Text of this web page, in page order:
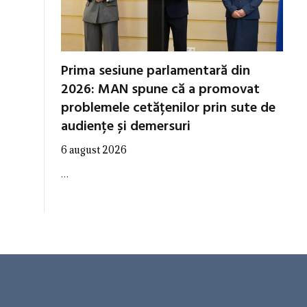
Prima sesiune parlamentară din
2026: MAN spune că a promovat
problemele cetățenilor prin sute de
audiențe și demersuri
6 august 2026
…